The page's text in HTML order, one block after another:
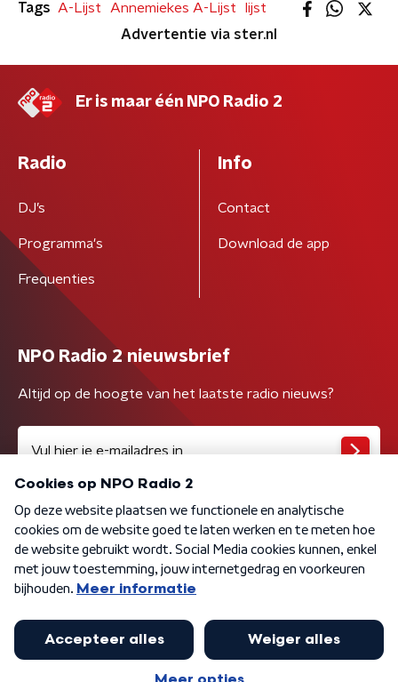
Tags A-Lijst Annemiekes A-Lijst
lijst
Advertentie via ster.nl
Er is maar één NPO Radio 2
Radio
DJ’s
Programma's
Frequenties
Info
Contact
Download de app
NPO Radio 2 nieuwsbrief
Altijd op de hoogte van het laatste radio nieuws?
Algemene voorwaarden Privacybeleid